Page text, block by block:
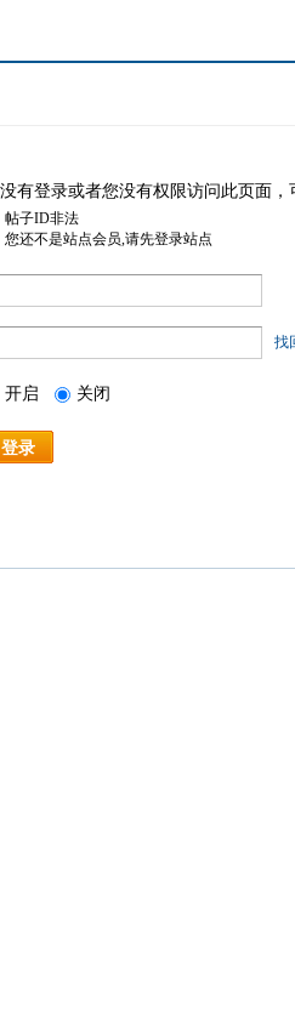
有登录或者您没有权限访问此页面
帖子ID非法
您还不是站点会员,请先登录站点
找
开启 关闭
登录